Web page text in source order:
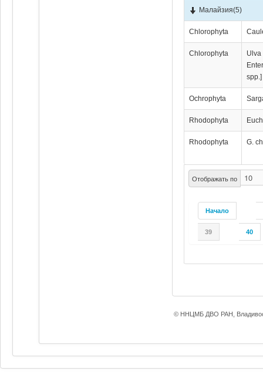
Отображать по
Начало
39 40
Малайзия(5)
Chlorophyta
Chlorophyta
Ulva
spp.]
Ochrophyta
Rhodophyta
Rhodophyta G.
© ННЦМБ ДВО РАН,